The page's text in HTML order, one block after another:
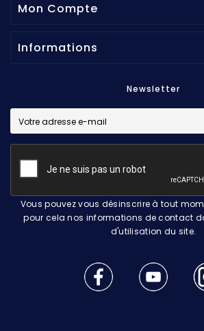
Mon Compte
Informations
Newsletter
Vous pouvez vous désinscrire à tout
pour cela nos informations de contact
d'utilisation du site.